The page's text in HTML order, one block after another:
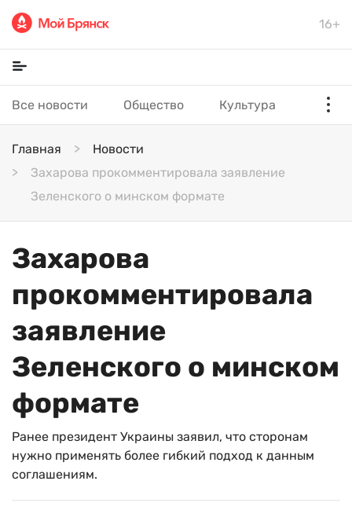
16+
Все новости Общество Культура
Главная
Новости
Захарова прокомментировала заявление
Зеленского о минском формате
Захарова
прокомментировала
заявление
Зеленского о минском
формате
Ранее президент Украины заявил, что сторонам
нужно применять более гибкий подход к данным
соглашениям.